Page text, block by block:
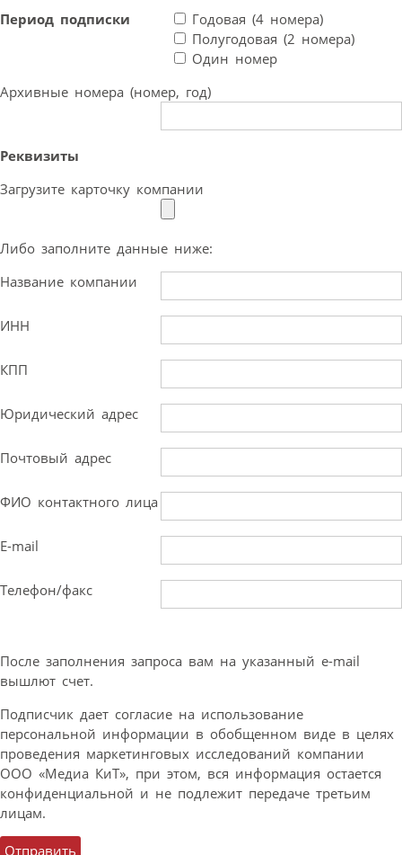
Период подписки
Годовая (4 номера)
Полугодовая (2 номера)
Один номер
Архивные номера (номер, год)
Реквизиты
Загрузите карточку компании
Либо заполните данные ниже:
Название компании
ИНН
КПП
Юридический адрес
Почтовый адрес
ФИО контактного лица
E-mail
Телефон/факс
После заполнения запроса вам на указанный e-mail
вышлют счет.
Подписчик дает согласие на использование
персональной информации в обобщенном виде в целях
проведения маркетинговых исследований компании
ООО «Медиа КиТ», при этом, вся информация остается
конфиденциальной и не подлежит передаче третьим
лицам.